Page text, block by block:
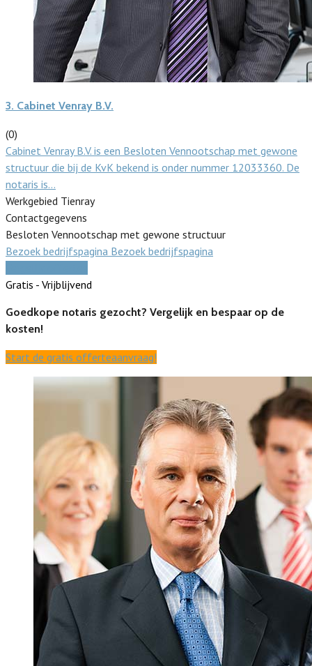
3. Cabinet Venray B.V.
(0)
Cabinet Venray B.V. is een Besloten Vennootschap met gewone
structuur die bij de KvK bekend is onder nummer 12033360. De
notaris is…
Werkgebied Tienray
Contactgegevens
Besloten Vennootschap met gewone structuur
Bezoek bedrijfspagina Bezoek bedrijfspagina
Gratis - Vrijblijvend
Goedkope notaris gezocht? Vergelijk en bespaar op de
kosten!
Start de gratis offerteaanvraag!